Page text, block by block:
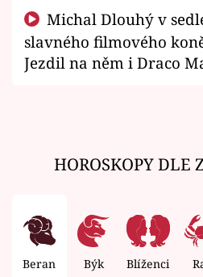
slavného filmového
Jezdil na něm i Draco
HOROSKOPY DLE
Beran Býk Blíženci